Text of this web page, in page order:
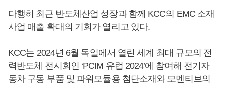
다행히 최근 반도체산업 성장과 함께 KCC의 EMC 소재
사업 매출 확대의 기회가 열리고 있다.
KCC는 2024년 6월 독일에서 열린 세계 최대 규모의 전
력반도체 전시회인 ‘PCIM 유럽 2024’에 참여해 전기자
동차 구동 부품 및 파워모듈용 첨단소재와 모멘티브의